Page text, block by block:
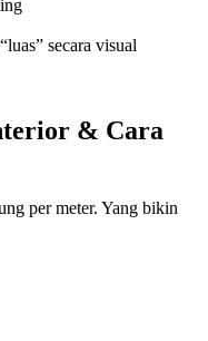
secara visual
& Cara
per meter. Yang bikin